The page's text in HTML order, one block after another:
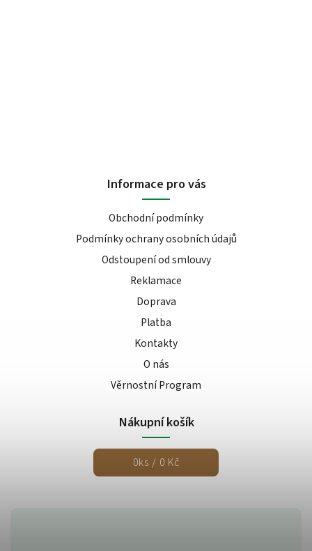
Informace pro vás
Obchodní podmínky
Podmínky ochrany osobních údajů
Odstoupení od smlouvy
Reklamace
Doprava
Platba
Kontakty
O nás
Věrnostní Program
Nákupní košík
0ks / 0 Kč